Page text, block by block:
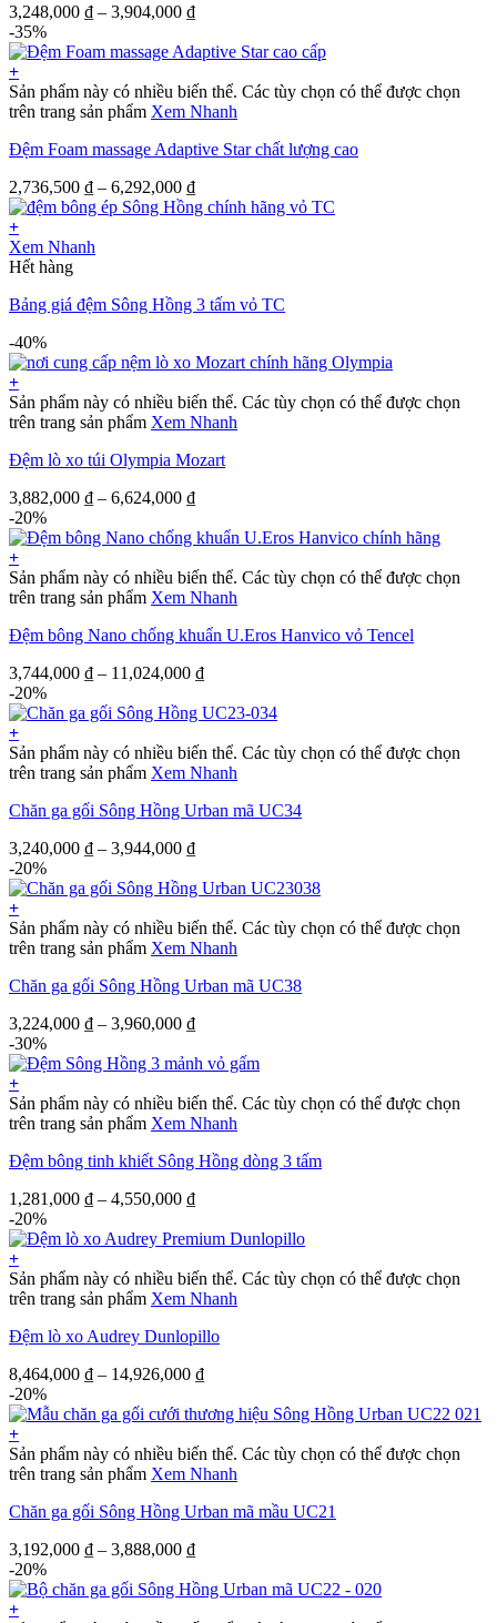
3,248,000 ₫ – 3,904,000 ₫
-35%
+
Sản phẩm này có nhiều biến thể. Các tùy chọn có thể được chọn
trên trang sản phẩm Xem Nhanh
Đệm Foam massage Adaptive Star chất lượng cao
2,736,500 ₫ – 6,292,000 ₫
+
Xem Nhanh
Hết hàng
Bảng giá đệm Sông Hồng 3 tấm vỏ TC
-40%
+
Sản phẩm này có nhiều biến thể. Các tùy chọn có thể được chọn
trên trang sản phẩm Xem Nhanh
Đệm lò xo túi Olympia Mozart
3,882,000 ₫ – 6,624,000 ₫
-20%
+
Sản phẩm này có nhiều biến thể. Các tùy chọn có thể được chọn
trên trang sản phẩm Xem Nhanh
Đệm bông Nano chống khuẩn U.Eros Hanvico vỏ Tencel
3,744,000 ₫ – 11,024,000 ₫
-20%
+
Sản phẩm này có nhiều biến thể. Các tùy chọn có thể được chọn
trên trang sản phẩm Xem Nhanh
Chăn ga gối Sông Hồng Urban mã UC34
3,240,000 ₫ – 3,944,000 ₫
-20%
+
Sản phẩm này có nhiều biến thể. Các tùy chọn có thể được chọn
trên trang sản phẩm Xem Nhanh
Chăn ga gối Sông Hồng Urban mã UC38
3,224,000 ₫ – 3,960,000 ₫
-30%
+
Sản phẩm này có nhiều biến thể. Các tùy chọn có thể được chọn
trên trang sản phẩm Xem Nhanh
Đệm bông tinh khiết Sông Hồng dòng 3 tấm
1,281,000 ₫ – 4,550,000 ₫
-20%
+
Sản phẩm này có nhiều biến thể. Các tùy chọn có thể được chọn
trên trang sản phẩm Xem Nhanh
Đệm lò xo Audrey Dunlopillo
8,464,000 ₫ – 14,926,000 ₫
-20%
+
Sản phẩm này có nhiều biến thể. Các tùy chọn có thể được chọn
trên trang sản phẩm Xem Nhanh
Chăn ga gối Sông Hồng Urban mã mầu UC21
3,192,000 ₫ – 3,888,000 ₫
-20%
+